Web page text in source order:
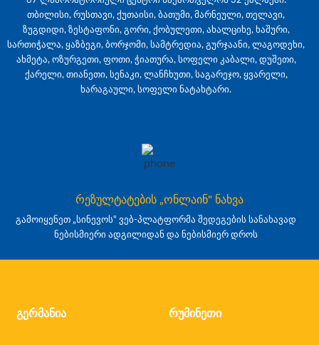
თბილისი, რუსთავი, ქუთაისი, ბათუმი, მარნეული, თელავი,
ზუგდიდი, ზესტაფონი, გორი, ქობულეთი, ახალციხე, ხაშური,
სართიჭალა, ყაზბეგი, ბორჯომი, სამტრედია, გურჯაანი, ლაგოდეხი,
ახმეტა, ოზურგეთი, ფოთი, ჭიათურა, სოფელი კაბალი, დუშეთი,
ქარელი, თიანეთი, სენაკი, ლანჩხუთი, საგარეჯო, ყვარელი,
ხარაგაული, სოფელი ნატახტარი.
რეზულტატების „ონლაინ" ნახვა
გამოიყენეთ „სინევოს“ ვებ-პლატფორმა შედეგების სანახავად
ნებისმიერი ადგილიდან და ნებისმიერ დროს
გერმანია რუმინეთი